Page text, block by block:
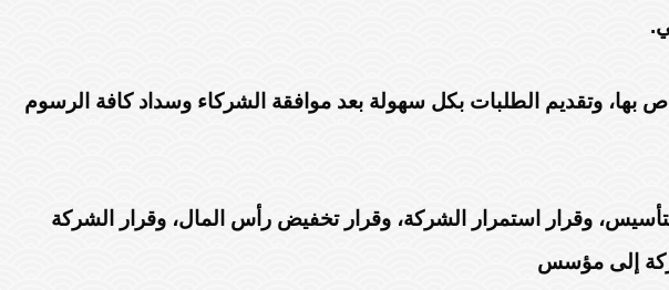
بها، وتقديم الطلبات بكل سهولة بعد موافقة الشركاء وسداد كافة الرسوم
وقرار استمرار الشركة، وقرار تخفيض رأس المال، وقرار الشركة
إلى مؤسس